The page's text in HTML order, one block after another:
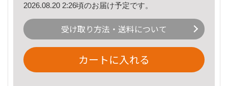
2026.08.20 2:26頃のお届け予定です。
受け取り方法・送料について
カートに入れる